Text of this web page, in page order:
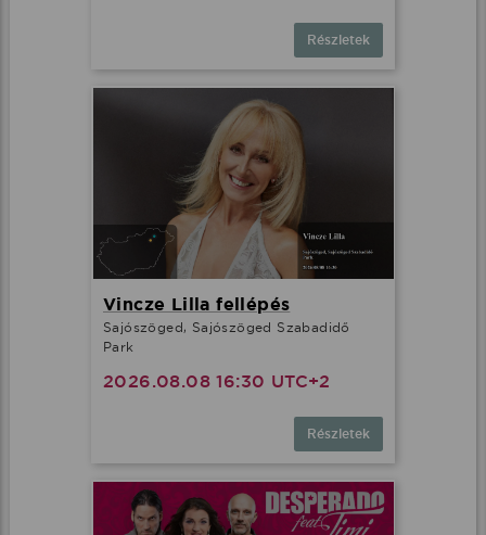
Részletek
Vincze Lilla fellépés
Sajószöged, Sajószöged Szabadidő
Park
2026.08.08 16:30 UTC+2
Részletek